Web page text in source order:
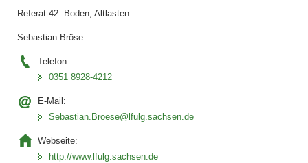
Referat 42: Boden, Altlasten
Sebastian Bröse
Telefon:
0351 8928-4212
E-Mail:
Sebastian.Broese@lfulg.sachsen.de
Webseite:
http://www.lfulg.sachsen.de